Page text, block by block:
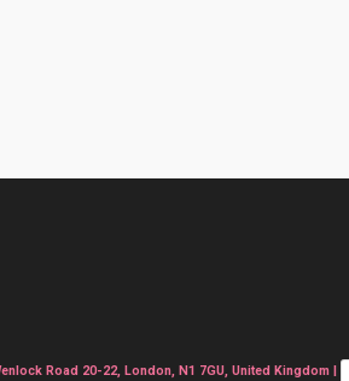
Road 20-22, London, N1 7GU, United Kingdom |